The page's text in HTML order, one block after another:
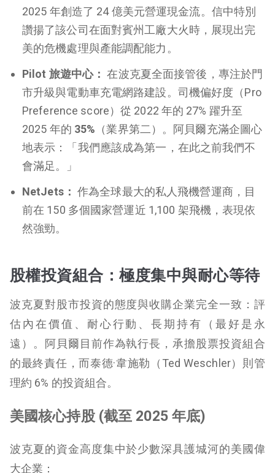
2025 年創造了 24 億美元營運現金流。信中特別
讚揚了該公司在面對賓州工廠大火時，展現出完
美的危機處理與產能調配能力。
Pilot 旅遊中心： 在波克夏全面接管後，專注於門
市升級與電動車充電網路建設。司機偏好度（Pro
Preference score）從 2022 年的 27% 躍升至
2025 年的 35% （業界第二）。阿貝爾充滿企圖心
地表示：「我們應該成為第一，在此之前我們不
會滿足。」
NetJets： 作為全球最大的私人飛機營運商，目
前在 150 多個國家營運近 1,100 架飛機，表現依
然強勁。
股權投資組合：極度集中與耐心等待
波克夏對股市投資的態度與收購企業完全一致：評
估內在價值、耐心行動、長期持有（最好是永
遠）。阿貝爾目前作為執行長，承擔股票投資組合
的最終責任，而泰德·韋施勒（Ted Weschler）則管
理約 6% 的投資組合。
美國核心持股 (截至 2025 年底)
波克夏的資金高度集中於少數深具護城河的美國偉
大企業：